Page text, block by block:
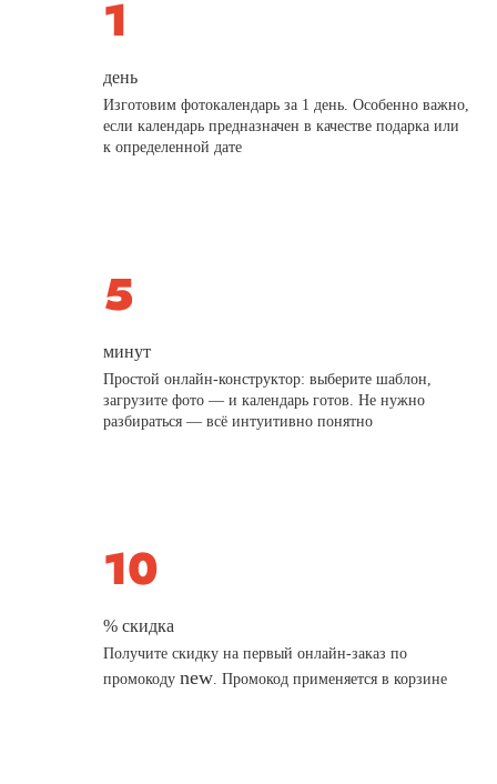
день
Изготовим фотокалендарь за 1 день. Особенно важно,
если календарь предназначен в качестве подарка или
к определенной дате
минут
Простой онлайн-конструктор: выберите шаблон,
загрузите фото — и календарь готов. Не нужно
разбираться — всё интуитивно понятно
% скидка
Получите скидку на первый онлайн-заказ по
промокодуnew. Промокод применяется в корзине